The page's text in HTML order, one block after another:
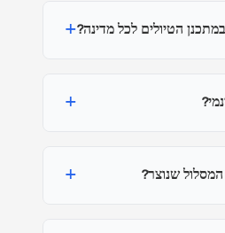
הטיולים לכל מדינה?+
+
שנוצר? +